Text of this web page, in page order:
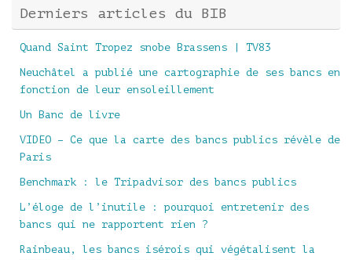
Derniers articles du BIB
Quand Saint Tropez snobe Brassens | TV83
Neuchâtel a publié une cartographie de ses bancs en
fonction de leur ensoleillement
Un Banc de livre
VIDEO – Ce que la carte des bancs publics révèle de
Paris
Benchmark : le Tripadvisor des bancs publics
L’éloge de l’inutile : pourquoi entretenir des
bancs qui ne rapportent rien ?
Rainbeau, les bancs isérois qui végétalisent la